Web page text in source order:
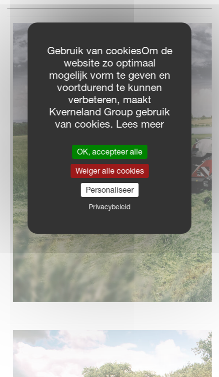
Gebruik van cookiesOm de
website zo optimaal
mogelijk vorm te geven en
voortdurend te kunnen
verbeteren, maakt
Kverneland Group gebruik
van cookies. Lees meer
OK, accepteer alle
Weiger alle cookies
Personaliseer
Privacybeleid